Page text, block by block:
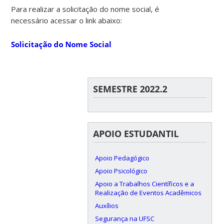
Para realizar a solicitação do nome social, é
necessário acessar o link abaixo:
Solicitação do Nome Social
SEMESTRE 2022.2
APOIO ESTUDANTIL
Apoio Pedagógico
Apoio Psicológico
Apoio a Trabalhos Científicos e a
Realização de Eventos Acadêmicos
Auxílios
Segurança na UFSC